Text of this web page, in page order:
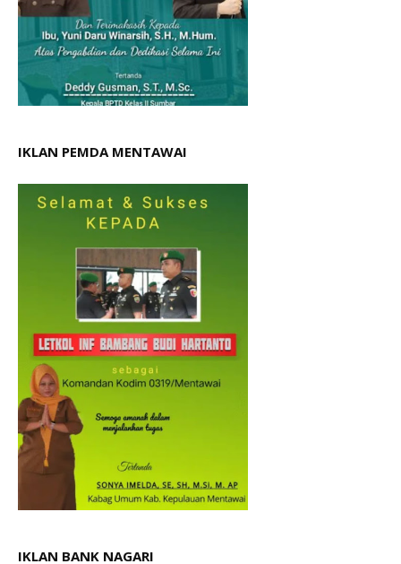
IKLAN PEMDA MENTAWAI
IKLAN BANK NAGARI